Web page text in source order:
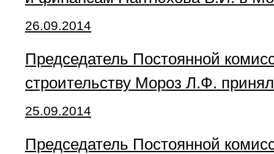
26.09.2014
Председатель Постоянной
строительству Мороз Л.Ф.
25.09.2014
Председатель Постоянной